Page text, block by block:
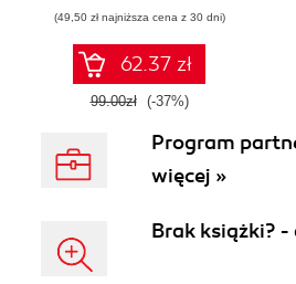
wieloagentowych
(49,50 zł najniższa cena z 30 dni)
62.37 zł
99.00zł (-37%)
Program
więcej »
Brak książki? -